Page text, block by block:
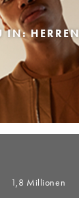
IN: HERREN
1,8 Millionen